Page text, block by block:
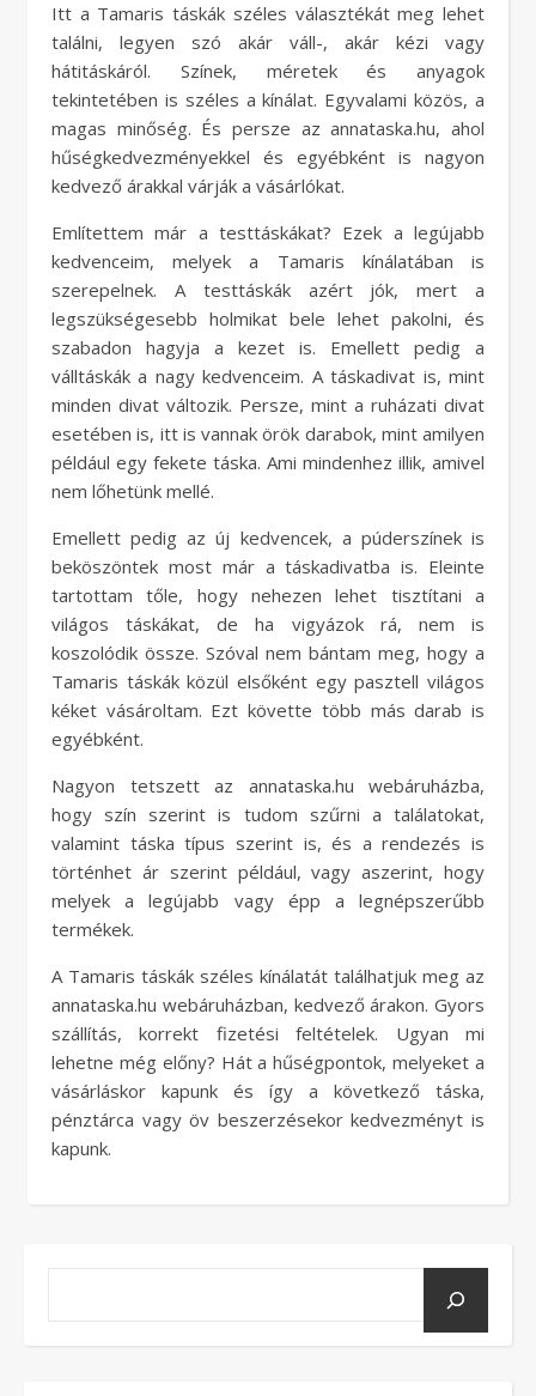
Itt a Tamaris táskák széles választékát meg lehet
találni, legyen szó akár váll-, akár kézi vagy
hátitáskáról. Színek, méretek és anyagok
tekintetében is széles a kínálat. Egyvalami közös, a
magas minőség. És persze az annataska.hu, ahol
hűségkedvezményekkel és egyébként is nagyon
kedvező árakkal várják a vásárlókat.
Említettem már a testtáskákat? Ezek a legújabb
kedvenceim, melyek a Tamaris kínálatában is
szerepelnek. A testtáskák azért jók, mert a
legszükségesebb holmikat bele lehet pakolni, és
szabadon hagyja a kezet is. Emellett pedig a
válltáskák a nagy kedvenceim. A táskadivat is, mint
minden divat változik. Persze, mint a ruházati divat
esetében is, itt is vannak örök darabok, mint amilyen
például egy fekete táska. Ami mindenhez illik, amivel
nem lőhetünk mellé.
Emellett pedig az új kedvencek, a púderszínek is
beköszöntek most már a táskadivatba is. Eleinte
tartottam tőle, hogy nehezen lehet tisztítani a
világos táskákat, de ha vigyázok rá, nem is
koszolódik össze. Szóval nem bántam meg, hogy a
Tamaris táskák közül elsőként egy pasztell világos
kéket vásároltam. Ezt követte több más darab is
egyébként.
Nagyon tetszett az annataska.hu webáruházba,
hogy szín szerint is tudom szűrni a találatokat,
valamint táska típus szerint is, és a rendezés is
történhet ár szerint például, vagy aszerint, hogy
melyek a legújabb vagy épp a legnépszerűbb
termékek.
A Tamaris táskák széles kínálatát találhatjuk meg az
annataska.hu webáruházban, kedvező árakon. Gyors
szállítás, korrekt fizetési feltételek. Ugyan mi
lehetne még előny? Hát a hűségpontok, melyeket a
vásárláskor kapunk és így a következő táska,
pénztárca vagy öv beszerzésekor kedvezményt is
kapunk.